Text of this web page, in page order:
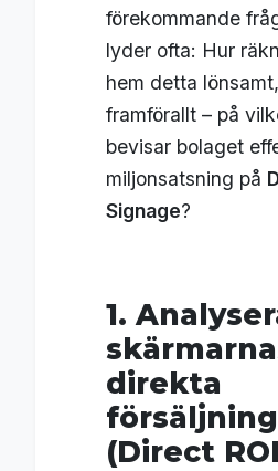
förekommande
lyder ofta: Hur
hem detta
framförallt – på
bevisar bolaget
miljonsatsning på
Signage?
1.
direkta
(Direct